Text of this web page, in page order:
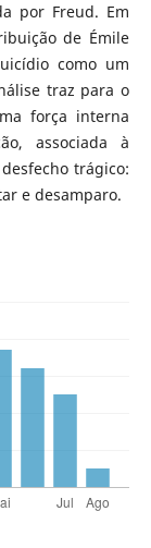
por Freud. Em
de Émile
como um
traz para o
força interna
associada à
trágico:
e desamparo.